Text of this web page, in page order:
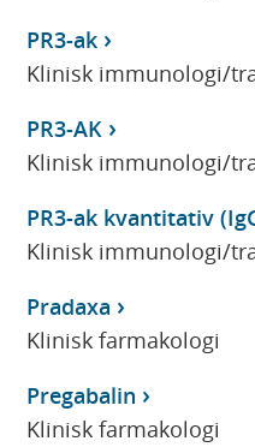
PR3-ak
Klinisk immunologi/
PR3-AK
Klinisk immunologi/
PR3-ak kvantitativ
Klinisk immunologi/
Pradaxa
Klinisk farmakologi
Pregabalin
Klinisk farmakologi